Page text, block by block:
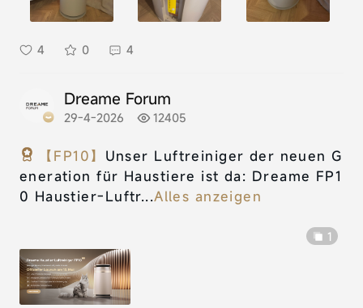
4 0 4
Dreame Forum
29-4-2026 12405
【FP10】 Unser Luftreiniger der neuen G
eneration für Haustiere ist da: Dreame FP1
0 Haustier-Luftr...Alles anzeigen
1